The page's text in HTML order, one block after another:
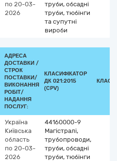
по 20-03-
2026
труби, обсадні
труби, тюбінги
та супутні
вироби
АДРЕСА
ДОСТАВКИ /
СТРОК
ПОСТАВКИ/
ВИКОНАННЯ
РОБІТ/
НАДАННЯ
ПОСЛУГ:
КЛАСИФІКАТОР
ДК 021:2015
(CPV)
Україна
Київська
область
по 20-03-
2026
44160000-9
Магістралі,
трубопроводи,
труби, обсадні
труби, тюбінги